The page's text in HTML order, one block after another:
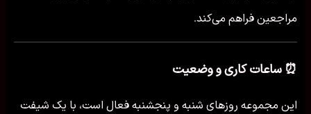
مراجعین فراهم می‌کند.
⏰ ساعات کاری و وضعیت
این مجموعه روزهای شنبه و پنجشنبه فعال است، با یک شیفت